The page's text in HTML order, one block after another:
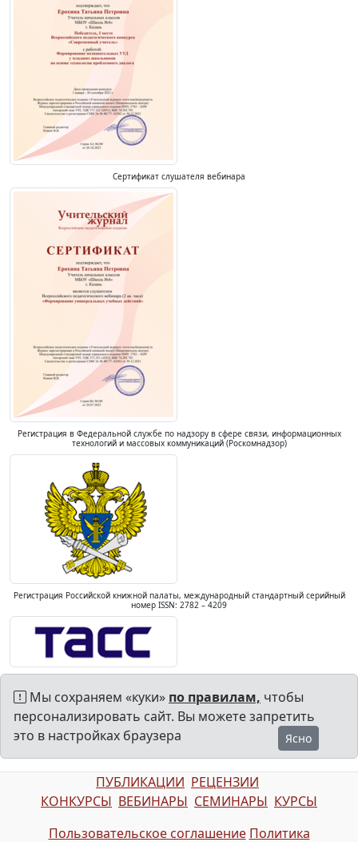
Сертификат слушателя вебинара
Регистрация в Федеральной службе по надзору в сфере связи, информационных
технологий и массовых коммуникаций (Роскомнадзор)
Регистрация Российской книжной палаты, международный стандартный серийный
номер ISSN: 2782 – 4209
Мы сохраняем «куки» по правилам, чтобы
персонализировать сайт. Вы можете запретить
это в настройках браузера
Ясно
ПУБЛИКАЦИИ РЕЦЕНЗИИ
КОНКУРСЫ ВЕБИНАРЫ СЕМИНАРЫ КУРСЫ
Пользовательское соглашение Политика